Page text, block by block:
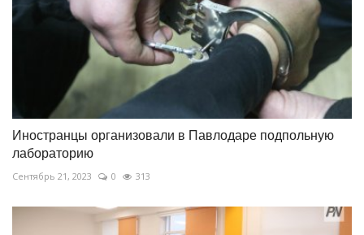
Иностранцы организовали в Павлодаре подпольную
лабораторию
Сентябрь 21, 2023 0 313